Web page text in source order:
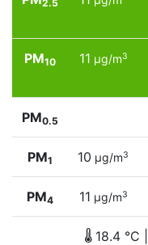
2.5
PM10 11 µg/m3
PM0.5
PM1 10 µg/m3
PM4 11 µg/m3
18.4 °C |